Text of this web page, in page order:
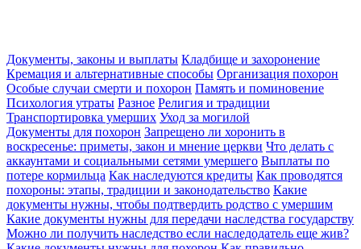
Документы, законы и выплаты Кладбище и захоронение
Кремация и альтернативные способы Организация похорон
Особые случаи смерти и похорон Память и поминовение
Психология утраты Разное Религия и традиции
Транспортировка умерших Уход за могилой
Документы для похорон Запрещено ли хоронить в
воскресенье: приметы, закон и мнение церкви Что делать с
аккаунтами и социальными сетями умершего Выплаты по
потере кормильца Как наследуются кредиты Как проводятся
похороны: этапы, традиции и законодательство Какие
документы нужны, чтобы подтвердить родство с умершим
Какие документы нужны для передачи наследства государству
Можно ли получить наследство если наследодатель еще жив?